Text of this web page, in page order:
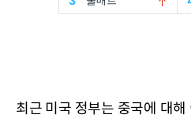
최근 미국 정부는 중국에 대해